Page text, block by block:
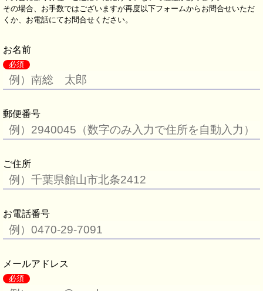
その場合、お手数ではございますが再度以下フォームからお問合せいただ
くか、お電話にてお問合せください。
お名前
必須
郵便番号
ご住所
お電話番号
メールアドレス
必須